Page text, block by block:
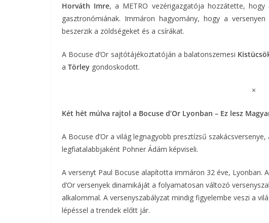
Horváth Imre, a METRO vezérigazgatója hozzátette,
gasztronómiának. Immáron hagyomány, hogy a
beszerzik a zöldségeket és a csírákat.
A Bocuse d’Or sajtótájékoztatóján a balatonszemesi
a Törley gondoskodott.
×
Két hét múlva rajtol a Bocuse d’Or Lyonban – Ez lesz
A Bocuse d’Or a világ legnagyobb presztízsű
legfiatalabbjaként Pohner Ádám képviseli.
A versenyt Paul Bocuse alapította immáron 32 éve, Lyonban.
d’Or versenyek dinamikáját a folyamatosan változó
alkalommal. A versenyszabályzat mindig figyelembe veszi a
lépéssel a trendek előtt jár.